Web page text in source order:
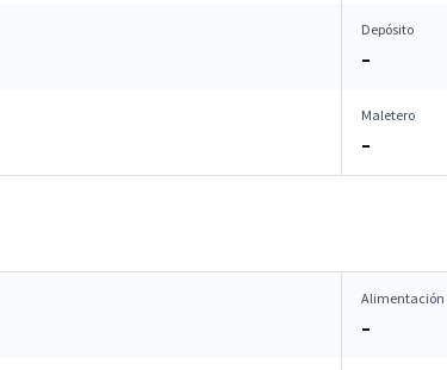
Depósito
–
Maletero
–
Alimentación
–